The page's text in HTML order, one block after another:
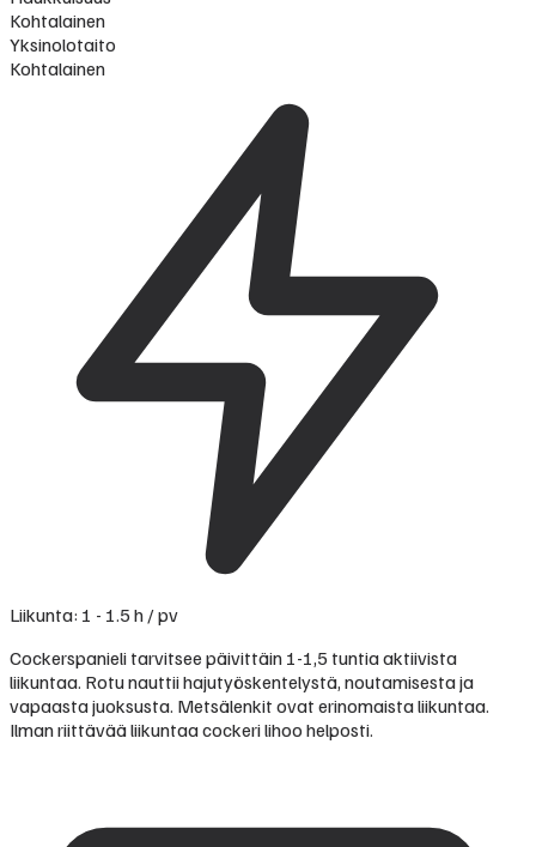
Kohtalainen
Yksinolotaito
Kohtalainen
Liikunta: 1 - 1.5 h / pv
Cockerspanieli tarvitsee päivittäin 1-1,5 tuntia aktiivista
liikuntaa. Rotu nauttii hajutyöskentelystä, noutamisesta ja
vapaasta juoksusta. Metsälenkit ovat erinomaista liikuntaa.
Ilman riittävää liikuntaa cockeri lihoo helposti.